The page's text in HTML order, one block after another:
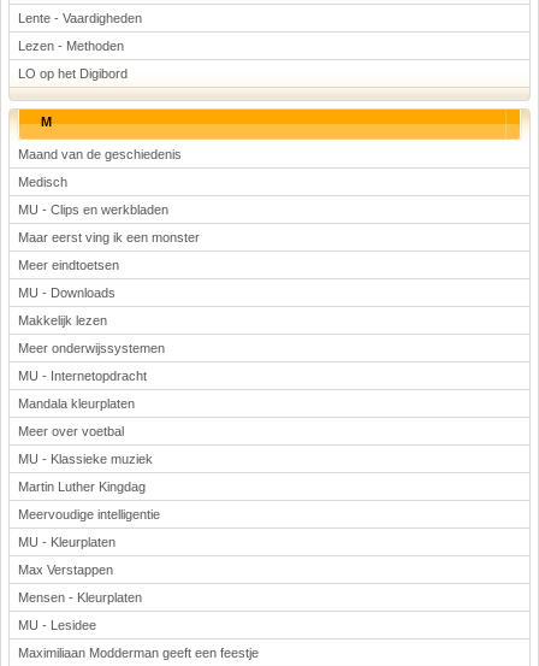
Lente - Vaardigheden
Lezen - Methoden
LO op het Digibord
M
Maand van de geschiedenis
Medisch
MU - Clips en werkbladen
Maar eerst ving ik een monster
Meer eindtoetsen
MU - Downloads
Makkelijk lezen
Meer onderwijssystemen
MU - Internetopdracht
Mandala kleurplaten
Meer over voetbal
MU - Klassieke muziek
Martin Luther Kingdag
Meervoudige intelligentie
MU - Kleurplaten
Max Verstappen
Mensen - Kleurplaten
MU - Lesidee
Maximiliaan Modderman geeft een feestje